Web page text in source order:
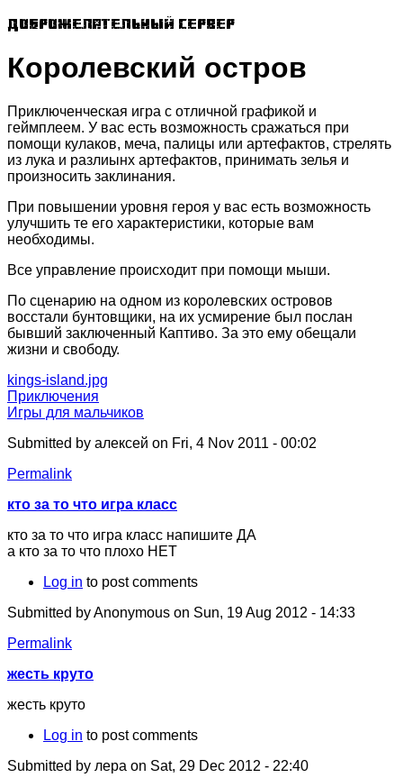
Доброжелательный сервер
Королевский остров
Приключенческая игра с отличной графикой и
геймплеем. У вас есть возможность сражаться при
помощи кулаков, меча, палицы или артефактов, стрелять
из лука и разлиынх артефактов, принимать зелья и
произносить заклинания.
При повышении уровня героя у вас есть возможность
улучшить те его характеристики, которые вам
необходимы.
Все управление происходит при помощи мыши.
По сценарию на одном из королевских островов
восстали бунтовщики, на их усмирение был послан
бывший заключенный Каптиво. За это ему обещали
жизни и свободу.
kings-island.jpg
Приключения
Игры для мальчиков
Submitted by алексей on Fri, 4 Nov 2011 - 00:02
Permalink
кто за то что игра класс
кто за то что игра класс напишите ДА
а кто за то что плохо НЕТ
Log in to post comments
Submitted byAnonymous on Sun, 19 Aug 2012 - 14:33
Permalink
жесть круто
жесть круто
Log in to post comments
Submitted by лера on Sat, 29 Dec 2012 - 22:40